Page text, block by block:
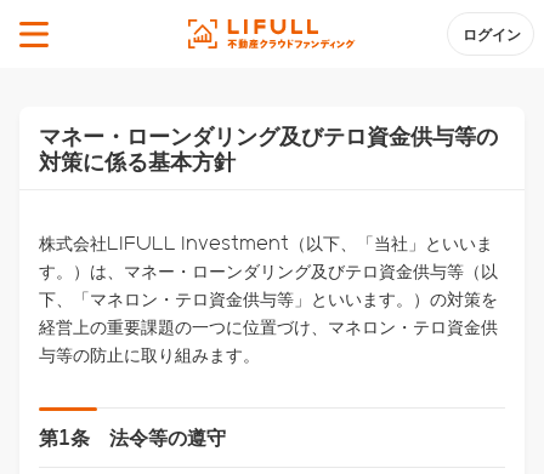
ログイン
マネー・ローンダリング及びテロ資金供与等の
対策に係る基本方針
株式会社LIFULL Investment（以下、「当社」といいま
す。）は、マネー・ローンダリング及びテロ資金供与等（以
下、「マネロン・テロ資金供与等」といいます。）の対策を
経営上の重要課題の一つに位置づけ、マネロン・テロ資金供
与等の防止に取り組みます。
第1条 法令等の遵守